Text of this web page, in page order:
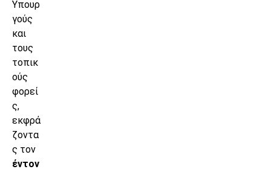
Υπουρ
γούς
και
τους
τοπικ
ούς
φορεί
ς,
εκφρά
ζοντα
ς τον
έντον